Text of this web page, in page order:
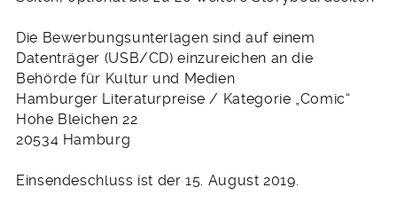
Die Bewerbungsunterlagen sind auf einem
Datenträger (USB/CD) einzureichen an die
Behörde für Kultur und Medien
Hamburger Literaturpreise / Kategorie „Comic“
Hohe Bleichen 22
20534 Hamburg
Einsendeschluss ist der 15. August 2019.